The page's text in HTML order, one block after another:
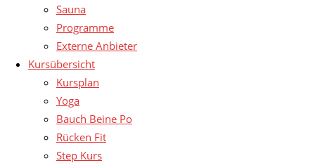
Sauna
Programme
Externe Anbieter
Kursübersicht
Kursplan
Yoga
Bauch Beine Po
Rücken Fit
Step Kurs